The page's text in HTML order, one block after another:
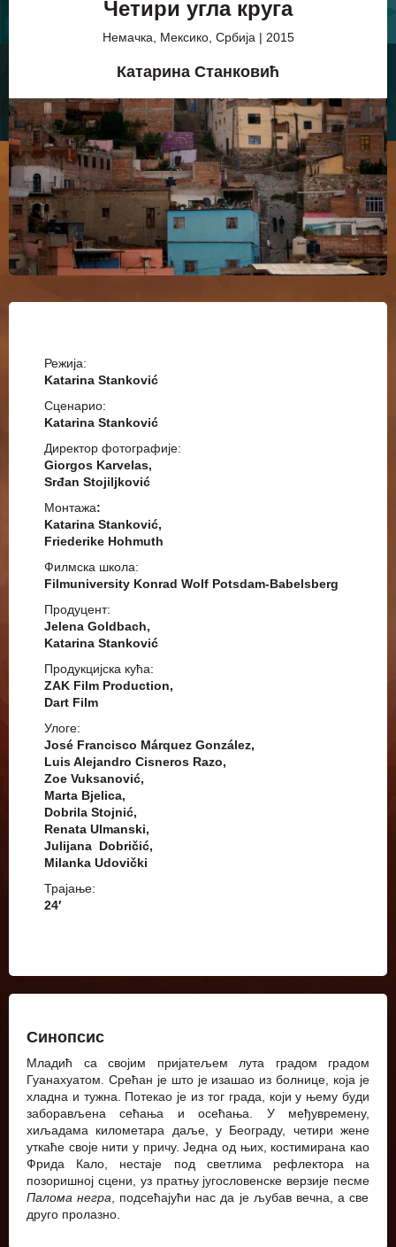
Четири угла круга
Немачка, Мексико, Србија | 2015
Катарина Станковић
Режија:
Katarina Stanković
Сценарио:
Katarina Stanković
Директор фотографије:
Giorgos Karvelas,
Srđan Stojiljković
Монтажа:
Katarina Stanković,
Friederike Hohmuth
Филмска школа:
Filmuniversity Konrad Wolf Potsdam-Babelsberg
Продуцент:
Jelena Goldbach,
Katarina Stanković
Продукцијска кућа:
ZAK Film Production,
Dart Film
Улоге:
José Francisco Márquez González,
Luis Alejandro Cisneros Razo,
Zoe Vuksanović,
Marta Bjelica,
Dobrila Stojnić,
Renata Ulmanski,
Julijana Dobričić,
Milanka Udovički
Трајање:
24′
Синопсис
Младић са својим пријатељем лута градом градом
Гуанахуатом. Срећан је што је изашао из болнице, која је
хладна и тужна. Потекао је из тог града, који у њему буди
заборављена сећања и осећања. У међувремену,
хиљадама километара даље, у Београду, четири жене
уткаће своје нити у причу. Једна од њих, костимирана као
Фрида Кало, нестаје под светлима рефлектора на
позоришној сцени, уз пратњу југословенске верзије песме
Палома негра , подсећајући нас да је љубав вечна, а све
друго пролазно.